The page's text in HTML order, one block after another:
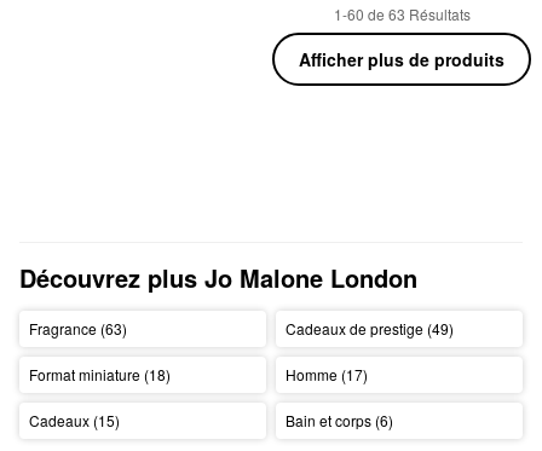
1-60 de 63 Résultats
Afficher plus de produits
Découvrez plus Jo Malone London
Fragrance (63) Cadeaux de prestige (49)
Format miniature (18) Homme (17)
Cadeaux (15) Bain et corps (6)